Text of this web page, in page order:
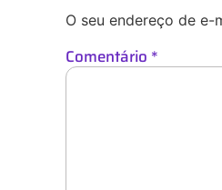
O seu endereço de e-
Comentário *